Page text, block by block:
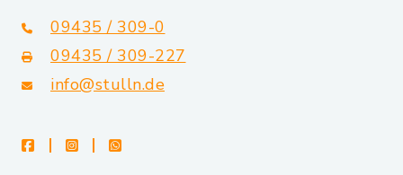
09435 / 309-0
09435 / 309-227
info@stulln.de
facebookinstagramwhatsapp